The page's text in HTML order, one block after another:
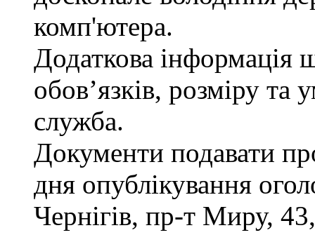
комп'ютера.
Додаткова інформація
обов’язків, розміру та
служба.
Документи подавати
дня опублікування
Чернігів, пр-т Миру,